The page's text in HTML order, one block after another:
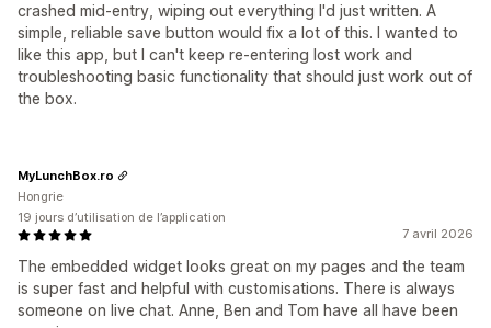
crashed mid-entry, wiping out everything I'd just written. A
simple, reliable save button would fix a lot of this. I wanted to
like this app, but I can't keep re-entering lost work and
troubleshooting basic functionality that should just work out of
the box.
7 avril 2026
The embedded widget looks great on my pages and the team
is super fast and helpful with customisations. There is always
someone on live chat. Anne, Ben and Tom have all have been
MyLunchBox.ro
Hongrie
19 jours d’utilisation de l’application